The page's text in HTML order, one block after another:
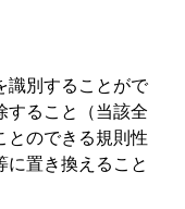
識別することがで
すること（当該全
とのできる規則性
に置き換えること